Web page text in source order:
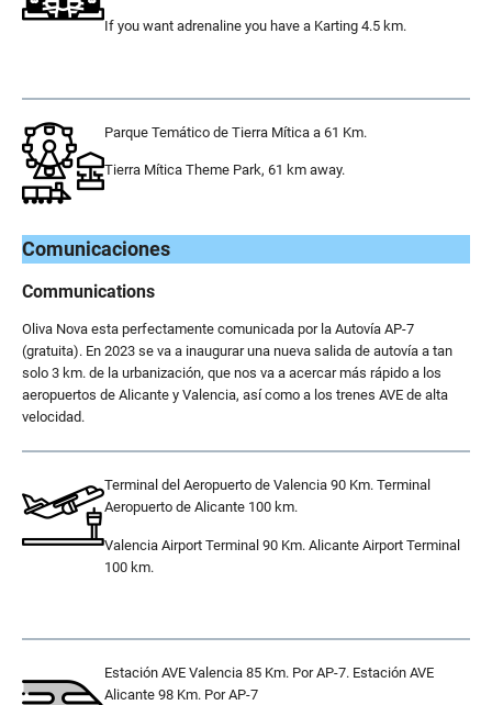
If you want adrenaline you have a Karting 4.5 km.
Parque Temático de Tierra Mítica a 61 Km.
Tierra Mítica Theme Park, 61 km away.
Comunicaciones
Communications
Oliva Nova esta perfectamente comunicada por la Autovía AP-7
(gratuita). En 2023 se va a inaugurar una nueva salida de autovía a tan
solo 3 km. de la urbanización, que nos va a acercar más rápido a los
aeropuertos de Alicante y Valencia, así como a los trenes AVE de alta
velocidad.
Terminal del Aeropuerto de Valencia 90 Km. Terminal
Aeropuerto de Alicante 100 km.
Valencia Airport Terminal 90 Km. Alicante Airport Terminal
100 km.
Estación AVE Valencia 85 Km. Por AP-7. Estación AVE
Alicante 98 Km. Por AP-7